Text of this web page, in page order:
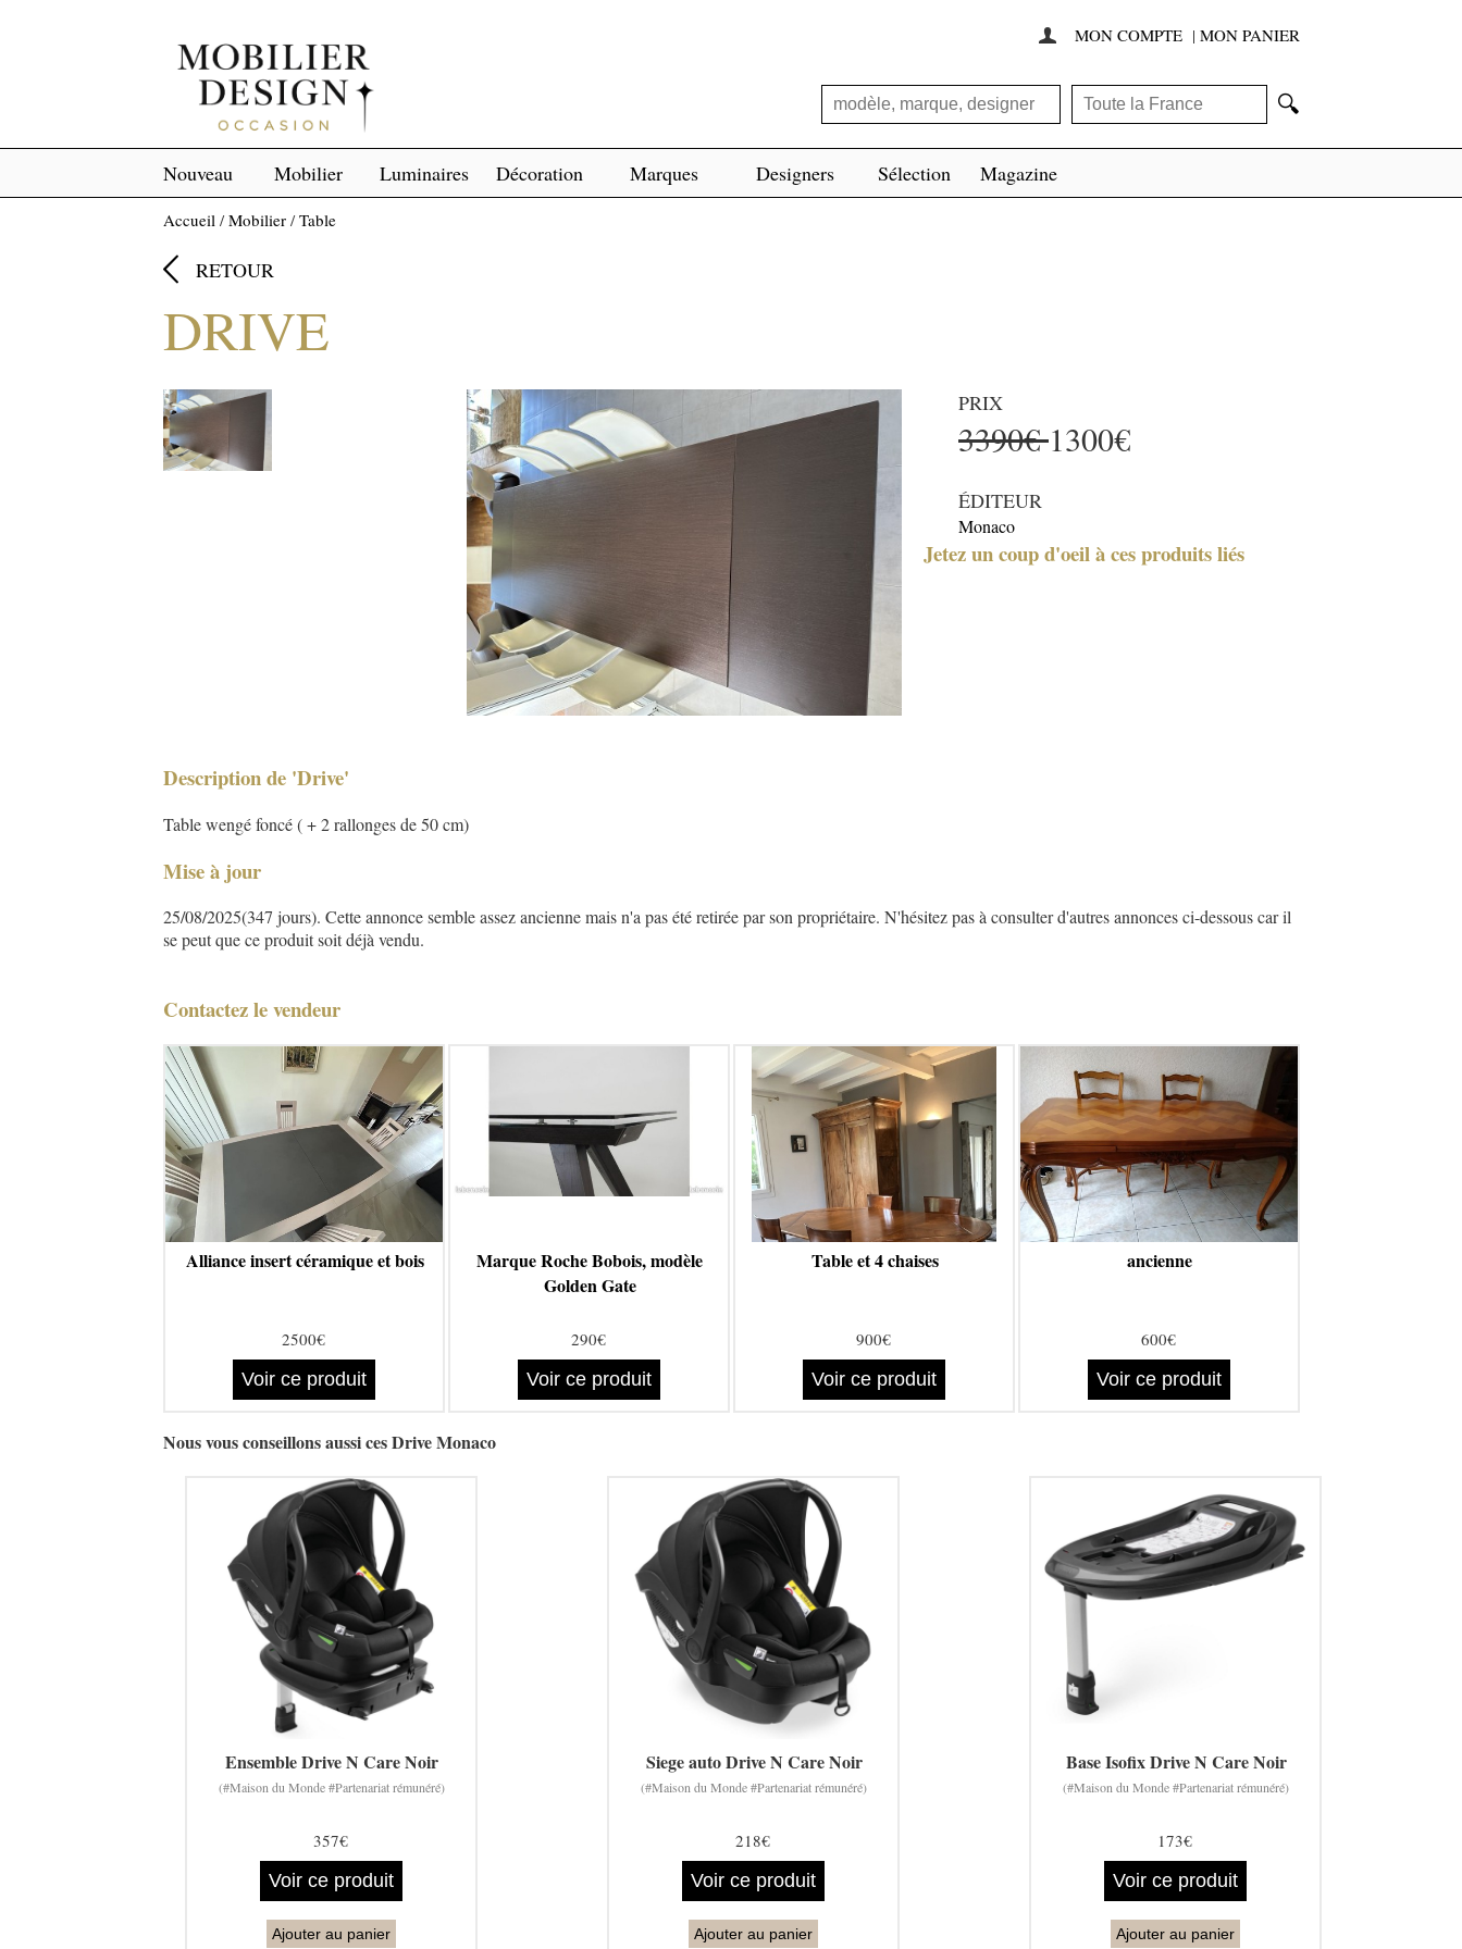
 MON COMPTE | MON PANIER
🔍
Nouveau Mobilier Luminaires Décoration Marques Designers Sélection Magazine
Accueil/Mobilier/Table
 RETOUR
DRIVE
PRIX
3390€1300€
ÉDITEUR
Monaco
Description de 'Drive'
Table wengé foncé ( + 2 rallonges de 50 cm)
Mise à jour
25/08/2025(347 jours). Cette annonce semble assez ancienne mais n'a pas été retirée par son propriétaire. N'hésitez pas à consulter d'autres annonces ci-dessous car il
se peut que ce produit soit déjà vendu.
Contactez le vendeur
Jetez un coup d'oeil à ces produits liés
Alliance insert céramique et bois
2500€
Voir ce produit
Marque Roche Bobois, modèle
Golden Gate
290€
Voir ce produit
Table et 4 chaises
900€
Voir ce produit
ancienne
600€
Voir ce produit
Nous vous conseillons aussi ces Drive Monaco
Ensemble Drive N Care Noir
(#Maison du Monde #Partenariat rémunéré)
357€
Voir ce produit
Ajouter au panier
Siege auto Drive N Care Noir
(#Maison du Monde #Partenariat rémunéré)
218€
Voir ce produit
Ajouter au panier
Base Isofix Drive N Care Noir
(#Maison du Monde #Partenariat rémunéré)
173€
Voir ce produit
Ajouter au panier